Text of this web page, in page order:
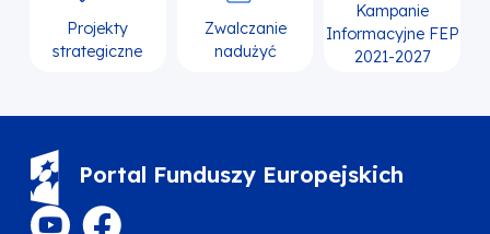
Projekty
strategiczne
Zwalczanie
nadużyć
Kampanie
Informacyjne FEP
2021-2027
Portal Funduszy Europejskich